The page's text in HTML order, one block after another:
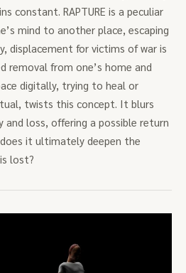
constant. RAPTURE is a peculiar
mind to another place, escaping
displacement for victims of war is
removal from one’s home and
digitally, trying to heal or
twists this concept. It blurs
and loss, offering a possible return
it ultimately deepen the
lost?